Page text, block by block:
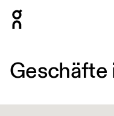
Geschäfte